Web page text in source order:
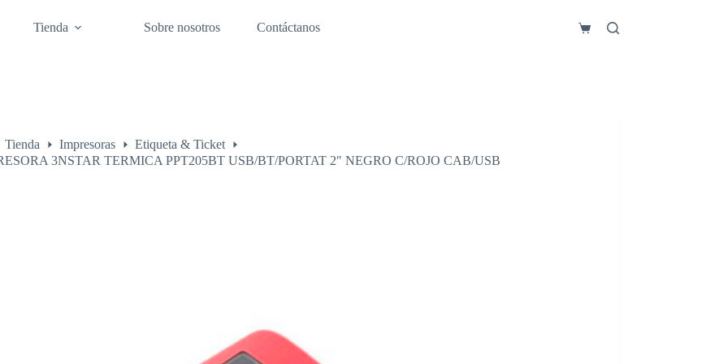
Tienda Sobre nosotros Contáctanos
Carro
Tienda Impresoras
Etiqueta & Ticket
3NSTAR TERMICA PPT205BT USB/BT/PORTAT 2″ NEGRO C/ROJO CAB/USB